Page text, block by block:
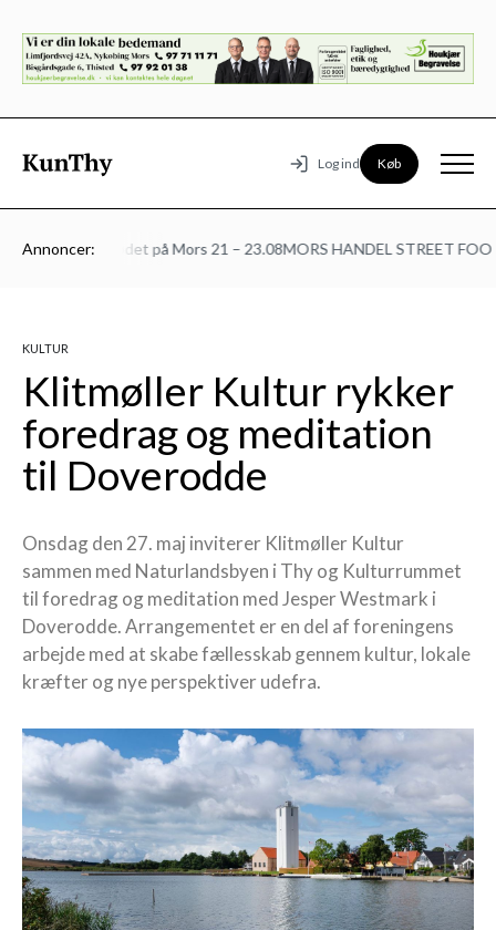
Log ind Køb
Annoncer:
BankKulturmødet på Mors 21 – 23.08MORS HANDEL STREET
KULTUR
Klitmøller Kultur rykker
foredrag og meditation
til Doverodde
Onsdag den 27. maj inviterer Klitmøller Kultur
sammen med Naturlandsbyen i Thy og Kulturrummet
til foredrag og meditation med Jesper Westmark i
Doverodde. Arrangementet er en del af foreningens
arbejde med at skabe fællesskab gennem kultur, lokale
kræfter og nye perspektiver udefra.